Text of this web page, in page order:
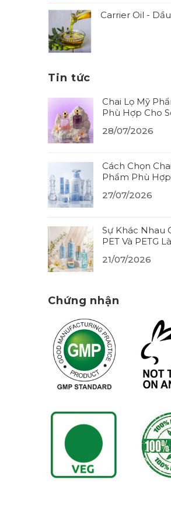
Carrier Oil -
Tin tức
Chai Lọ Mỹ
Phù Hợp Cho
Đúng Chất Liệu
28/07/2026
Cách Chọn
Phẩm Phù
(2026)
27/07/2026
Sự Khác Nhau
PET Và PETG
(2026)
21/07/2026
Chứng nhận